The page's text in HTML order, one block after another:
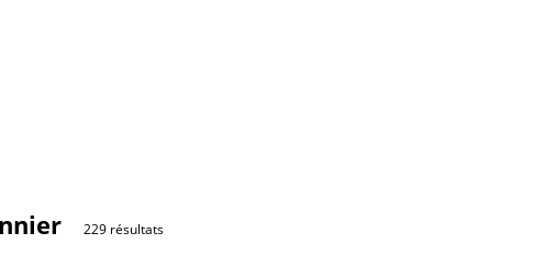
229 résultats